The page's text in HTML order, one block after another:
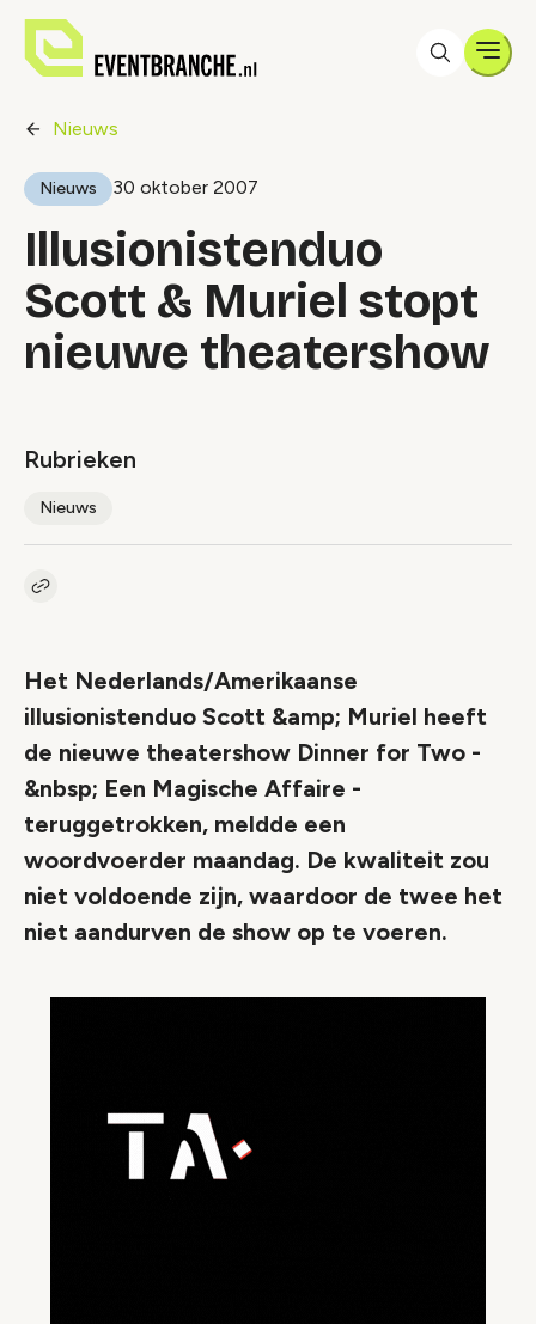
Nieuws
Nieuws 30 oktober 2007
Illusionistenduo
Scott & Muriel stopt
nieuwe theatershow
Rubrieken
Nieuws
Kopieer link naar artikel
Het Nederlands/Amerikaanse
illusionistenduo Scott &amp; Muriel heeft
de nieuwe theatershow Dinner for Two -
&nbsp; Een Magische Affaire -
teruggetrokken, meldde een
woordvoerder maandag. De kwaliteit zou
niet voldoende zijn, waardoor de twee het
niet aandurven de show op te voeren.